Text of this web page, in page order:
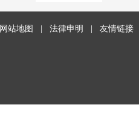
网站地图 法律申明 友情链接